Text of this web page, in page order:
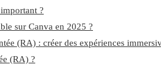
?
sur Canva en 2025 ?
(RA) : créer des expériences
(RA) ?